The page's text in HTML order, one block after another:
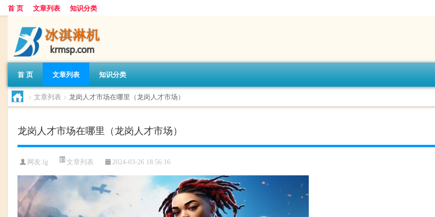
首 页 文章列表 知识分类
首 页 文章列表 知识分类
> 文章列表 > 龙岗人才市场在哪里（龙岗人才市场）
龙岗人才市场在哪里（龙岗人才市场）
网友: lg 文章列表 2024-03-26 18:56:16